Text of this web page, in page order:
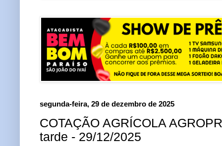
segunda-feira, 29 de dezembro de 2025
COTAÇÃO AGRÍCOLA
tarde - 29/12/2025